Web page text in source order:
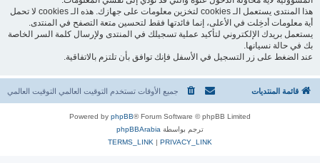
هذا المنتدى يستعمل الـ cookies لتخزين معلومات على جهازك. هذه الـ cookies لا تحمل
أية معلومات أدخِلت في الأعلى، إنما فائدتها فقط لتحسين متعة التصفح في المنتدى.
يستعمل بريدك الإلكتروني لتأكيد عملية تسجيلك في المنتدى ولإرسال كلمة السر الخاصة
بك في حالة نسيانها.
عند الضغط على زر التسجيل في الأسفل فإنك توافق بأن تلتزم بالاتفاقية.
قائمة المنتديات جميع الأوقات تستخدم التوقيت العالمي التوقيت العالمي
Powered by phpBB® Forum Software © phpBB Limited
ترجم بواسطة phpBBArabia
PRIVACY_LINK
|
TERMS_LINK